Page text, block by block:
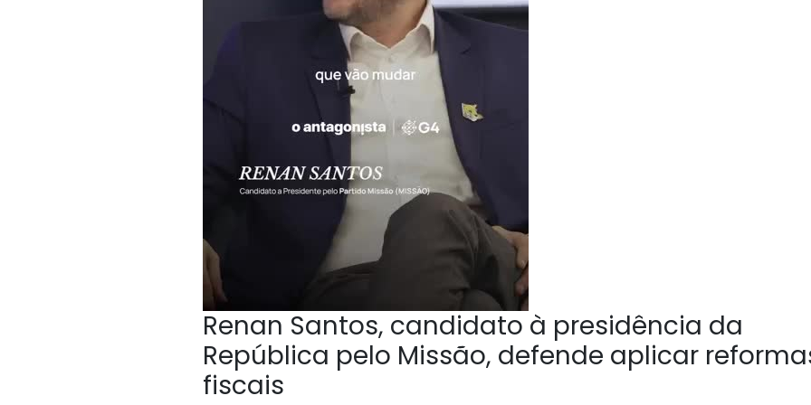
Renan Santos, candidato à presidência da
República pelo Missão, defende aplicar
fiscais